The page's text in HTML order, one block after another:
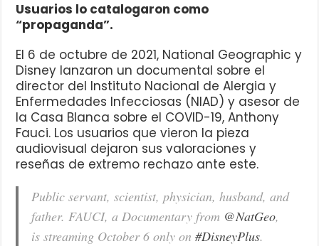
Usuarios lo catalogaron como
“propaganda”.
El 6 de octubre de 2021, National Geographic y
Disney lanzaron un documental sobre el
director del Instituto Nacional de Alergia y
Enfermedades Infecciosas (NIAD) y asesor de
la Casa Blanca sobre el COVID-19, Anthony
Fauci. Los usuarios que vieron la pieza
audiovisual dejaron sus valoraciones y
reseñas de extremo rechazo ante este.
Public servant, scientist, physician, husband, and
father. FAUCI, a Documentary from @NatGeo,
is streaming October 6 only on#DisneyPlus.